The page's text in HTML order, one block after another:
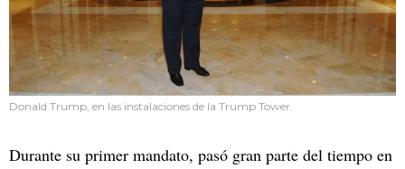
Donald Trump, en las instalaciones de la Trump Tower.
Durante su primer mandato, pasó gran parte del tiempo en